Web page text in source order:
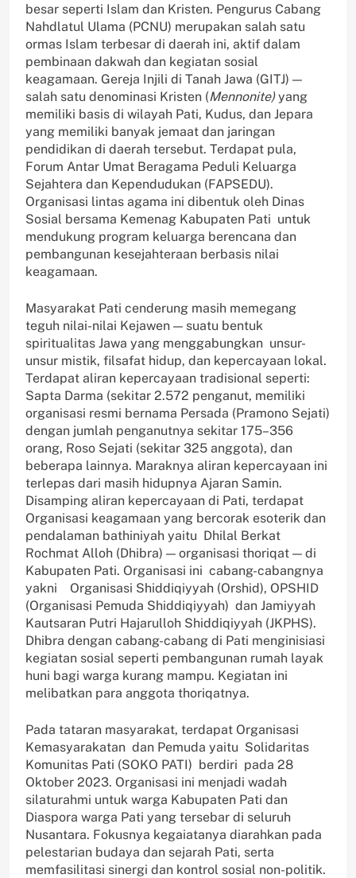
besar seperti Islam dan Kristen. Pengurus Cabang
Nahdlatul Ulama (PCNU) merupakan salah satu
ormas Islam terbesar di daerah ini, aktif dalam
pembinaan dakwah dan kegiatan sosial
keagamaan. Gereja Injili di Tanah Jawa (GITJ) —
salah satu denominasi Kristen (Mennonite)yang
memiliki basis di wilayah Pati, Kudus, dan Jepara
yang memiliki banyak jemaat dan jaringan
pendidikan di daerah tersebut. Terdapat pula,
Forum Antar Umat Beragama Peduli Keluarga
Sejahtera dan Kependudukan (FAPSEDU).
Organisasi lintas agama ini dibentuk oleh Dinas
Sosial bersama Kemenag Kabupaten Pati untuk
mendukung program keluarga berencana dan
pembangunan kesejahteraan berbasis nilai
keagamaan.
Masyarakat Pati cenderung masih memegang
teguh nilai-nilai Kejawen — suatu bentuk
spiritualitas Jawa yang menggabungkan unsur-
unsur mistik, filsafat hidup, dan kepercayaan lokal.
Terdapat aliran kepercayaan tradisional seperti:
Sapta Darma (sekitar 2.572 penganut, memiliki
organisasi resmi bernama Persada (Pramono Sejati)
dengan jumlah penganutnya sekitar 175–356
orang, Roso Sejati (sekitar 325 anggota), dan
beberapa lainnya. Maraknya aliran kepercayaan ini
terlepas dari masih hidupnya Ajaran Samin.
Disamping aliran kepercayaan di Pati, terdapat
Organisasi keagamaan yang bercorak esoterik dan
pendalaman bathiniyah yaitu Dhilal Berkat
Rochmat Alloh (Dhibra) — organisasi thoriqat — di
Kabupaten Pati. Organisasi ini cabang-cabangnya
yakni Organisasi Shiddiqiyyah (Orshid), OPSHID
(Organisasi Pemuda Shiddiqiyyah) dan Jamiyyah
Kautsaran Putri Hajarulloh Shiddiqiyyah (JKPHS).
Dhibra dengan cabang-cabang di Pati menginisiasi
kegiatan sosial seperti pembangunan rumah layak
huni bagi warga kurang mampu. Kegiatan ini
melibatkan para anggota thoriqatnya.
Pada tataran masyarakat, terdapat Organisasi
Kemasyarakatan dan Pemuda yaitu Solidaritas
Komunitas Pati (SOKO PATI) berdiri pada 28
Oktober 2023. Organisasi ini menjadi wadah
silaturahmi untuk warga Kabupaten Pati dan
Diaspora warga Pati yang tersebar di seluruh
Nusantara. Fokusnya kegaiatanya diarahkan pada
pelestarian budaya dan sejarah Pati, serta
memfasilitasi sinergi dan kontrol sosial non-politik.